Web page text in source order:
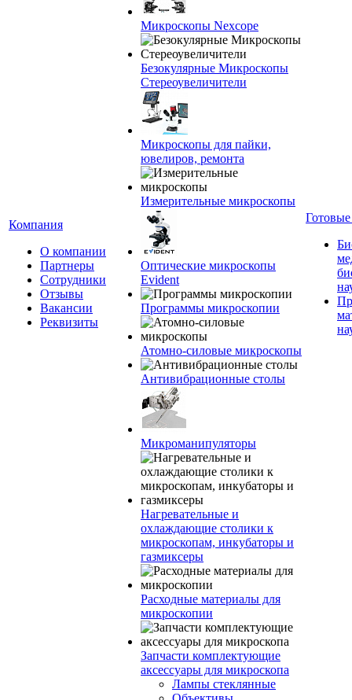
Компания
О компании
Партнеры
Сотрудники
Отзывы
Вакансии
Реквизиты
Микроскопы Nexcope
Безокулярные Микроскопы
Стереоувеличители
Микроскопы для пайки,
ювелиров, ремонта
Измерительные микроскопы
Оптические микроскопы
Evident
Программы микроскопии
Атомно-силовые микроскопы
Антивибрационные столы
Микроманипуляторы
Нагревательные и
охлаждающие столики к
микроскопам, инкубаторы и
газмиксеры
Расходные материалы для
микроскопии
Запчасти комплектующие
аксессуары для микроскопа
Лампы стеклянные